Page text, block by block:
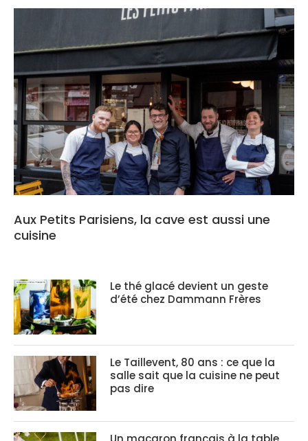
Aux Petits Parisiens, la cave est aussi une
cuisine
Le thé glacé devient un geste
d’été chez Dammann Frères
Le Taillevent, 80 ans : ce que la
salle sait que la cuisine ne peut
pas dire